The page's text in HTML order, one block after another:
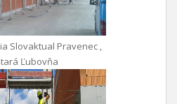
Slovaktual Pravenec ,
Ľubovňa